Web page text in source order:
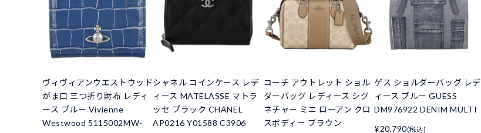
ヴィヴィアンウエストウッド
がま口 三つ折り財布 レディ
ース ブルー Vivienne
Westwood 5115002MW-
シャネル コインケース レデ
ィース MATELASSE マトラ
ッセ ブラック CHANEL
AP0216 Y01588 C3906
コーチ アウトレット ショル
ダーバッグ レディース シグ
ネチャー ミニ ローアン クロ
スボディー ブラウン
ゲス ショルダーバッグ レデ
ィース ブルー GUESS
DM976922 DENIM MULTI
¥20,790(税込)